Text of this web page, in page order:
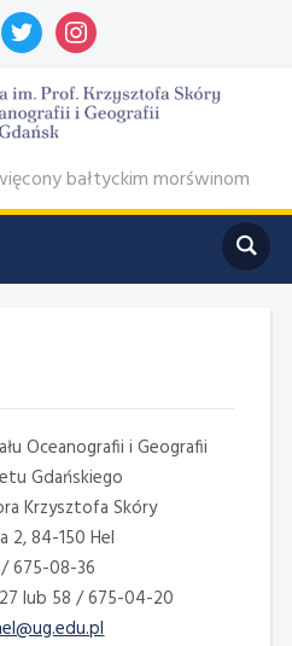
twitter instagram
bałtyckim morświnom
Oceanografii i Geografii
Gdańskiego
Krzysztofa Skóry
2, 84-150 Hel
675-08-36
lub 58 / 675-04-20